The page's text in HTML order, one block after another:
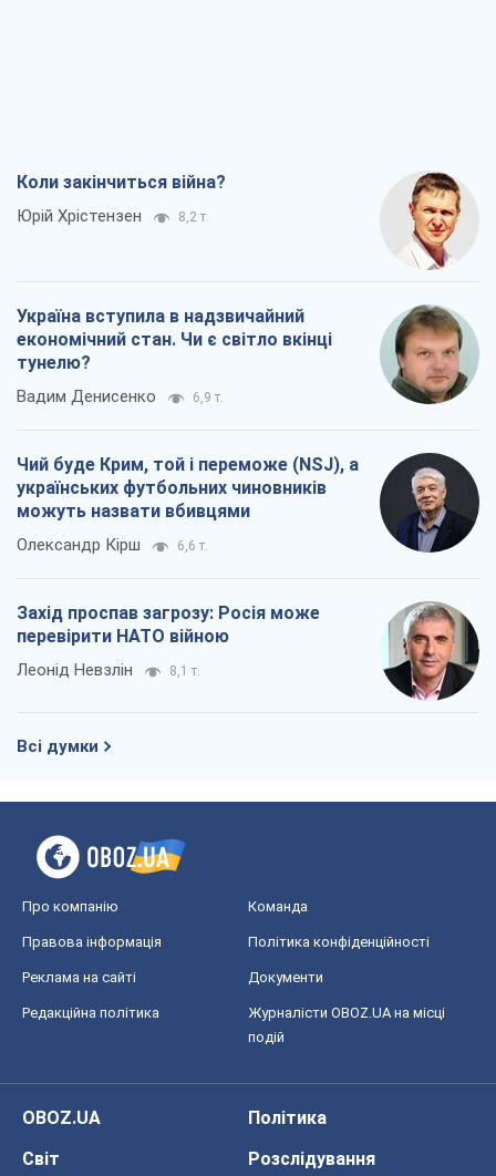
Коли закінчиться війна?
Юрій Хрістензен 8,2 т.
Україна вступила в надзвичайний
економічний стан. Чи є світло вкінці
тунелю?
Вадим Денисенко 6,9 т.
Чий буде Крим, той і переможе (NSJ), а
українських футбольних чиновників
можуть назвати вбивцями
Олександр Кірш 6,6 т.
Захід проспав загрозу: Росія може
перевірити НАТО війною
Леонід Невзлін 8,1 т.
Всі думки
Про компанію Команда
Правова інформація Політика конфіденційності
Реклама на сайті Документи
Редакційна політика
Журналісти OBOZ.UA на місці
подій
OBOZ.UA
Політика
Світ
Розслідування